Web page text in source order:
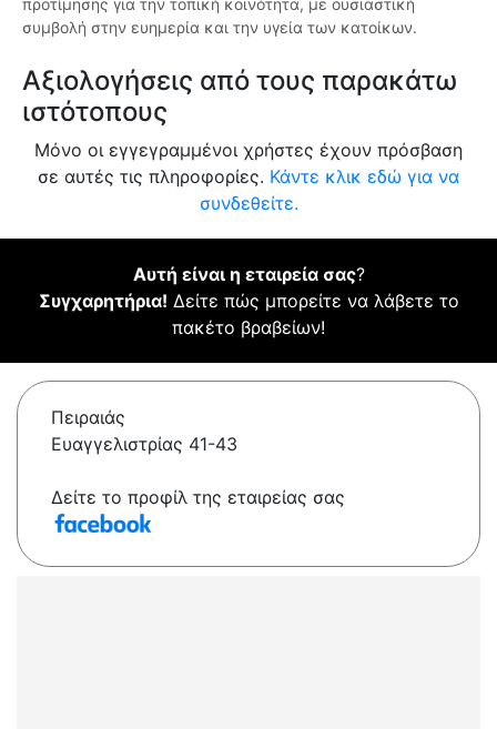
προτίμησης για την τοπική κοινότητα, με ουσιαστική
συμβολή στην ευημερία και την υγεία των κατοίκων.
Αξιολογήσεις από τους παρακάτω
ιστότοπους
Μόνο οι εγγεγραμμένοι χρήστες έχουν πρόσβαση
σε αυτές τις πληροφορίες. Κάντε κλικ εδώ για να
συνδεθείτε.
Αυτή είναι η εταιρεία σας?
Συγχαρητήρια! Δείτε πώς μπορείτε να λάβετε το
πακέτο βραβείων!
Πειραιάς
Ευαγγελιστρίας 41-43
Δείτε το προφίλ της εταιρείας σας